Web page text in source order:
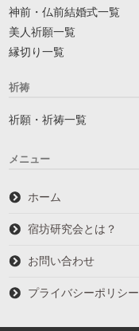
神前・仏前結婚式一覧
美人祈願一覧
縁切り一覧
祈祷
祈願・祈祷一覧
メニュー
ホーム
宿坊研究会とは？
お問い合わせ
プライバシーポリシー